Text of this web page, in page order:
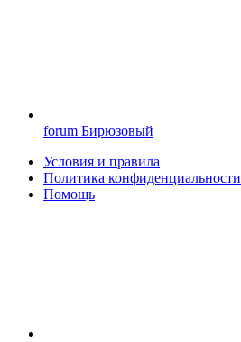
forum Бирюзовый
Условия и правила
Политика конфиденциальности
Помощь